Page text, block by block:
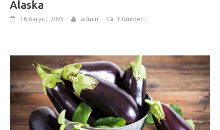
Alaska
16 Август 2025 admin Comment